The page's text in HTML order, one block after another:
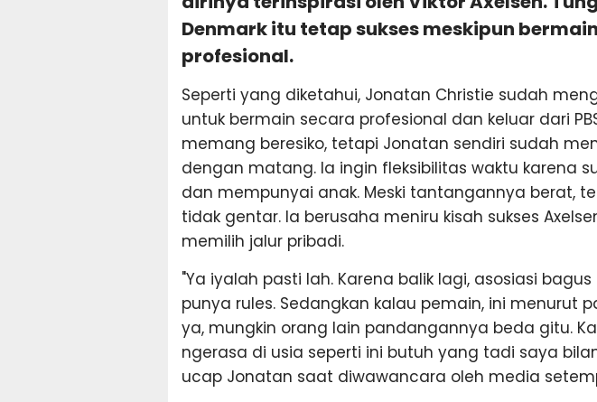
Denmark itu tetap sukses meskipun
profesional.
Seperti yang diketahui, Jonatan Christie sudah
untuk bermain secara profesional dan keluar dari
memang beresiko, tetapi Jonatan sendiri sudah
dengan matang. Ia ingin fleksibilitas waktu karena
dan mempunyai anak. Meski tantangannya berat,
tidak gentar. Ia berusaha meniru kisah sukses
memilih jalur pribadi.
"Ya iyalah pasti lah. Karena balik lagi, asosiasi
punya rules. Sedangkan kalau pemain, ini menurut
ya, mungkin orang lain pandangannya beda gitu.
ngerasa di usia seperti ini butuh yang tadi saya
ucap Jonatan saat diwawancara oleh media